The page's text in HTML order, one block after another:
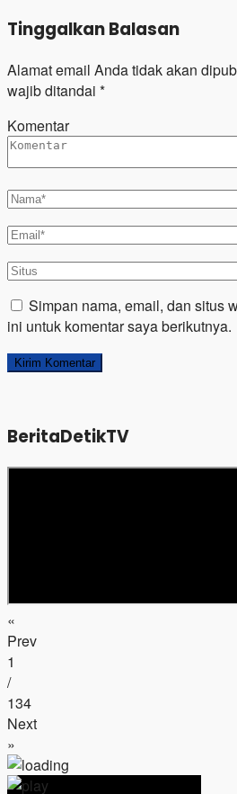
Tinggalkan Balasan
Alamat email Anda tidak akan
wajib ditandai *
Komentar
Simpan nama, email, dan situs
ini untuk komentar saya berikutnya.
BeritaDetikTV
«
Prev
1
/
134
Next
»